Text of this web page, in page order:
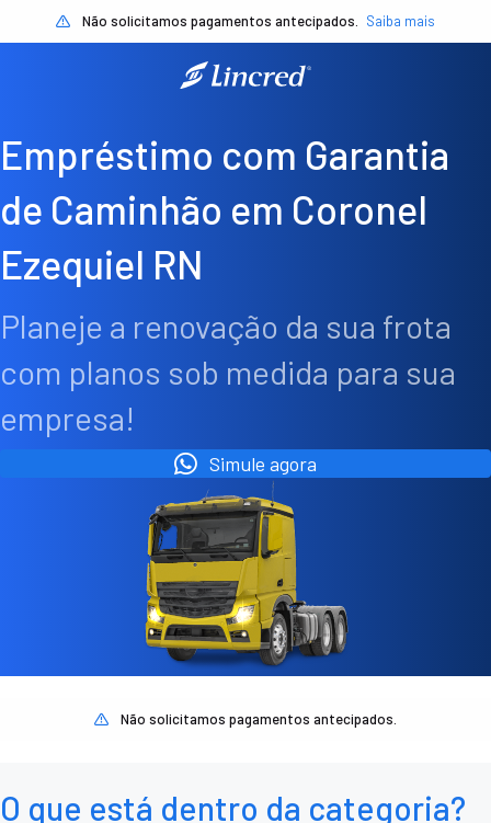
Não solicitamos pagamentos antecipados. Saiba mais
Empréstimo com Garantia
de Caminhão em Coronel
Ezequiel RN
Planeje a renovação da sua frota
com planos sob medida para sua
empresa!
Simule agora
Não solicitamos pagamentos antecipados.
O que está dentro da categoria?